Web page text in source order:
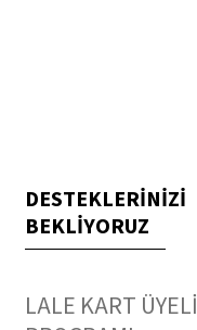
DESTEKLERİNİZİ
BEKLİYORUZ
LALE KART